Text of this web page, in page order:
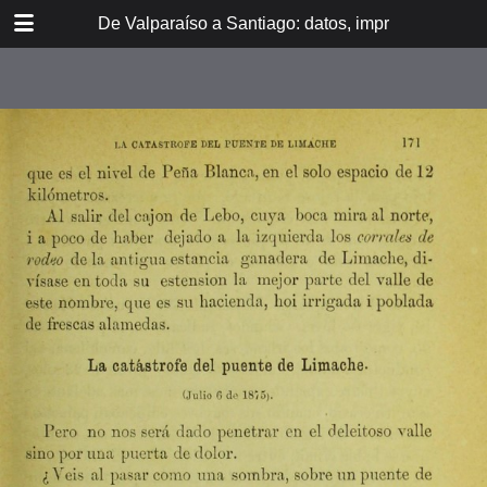
De Valparaíso a Santiago: datos, impresiones,
DOWNLOAD
Itinerario del ferrocarril de
Valparaíso a Santiago
espresamente grabado en Paris en
madera para esta obra
Dedicatoria
A los viajeros
En la Estación de Valparaíso
motín de Oyarce
Bosquejo histórico
El Salto